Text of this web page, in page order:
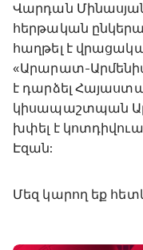
Վարդան
հերթական
հաղթել է
«Արարատ-
է դարձել
կիսապաշտպան
խփել է
Էզան:
Մեզ կարող եք